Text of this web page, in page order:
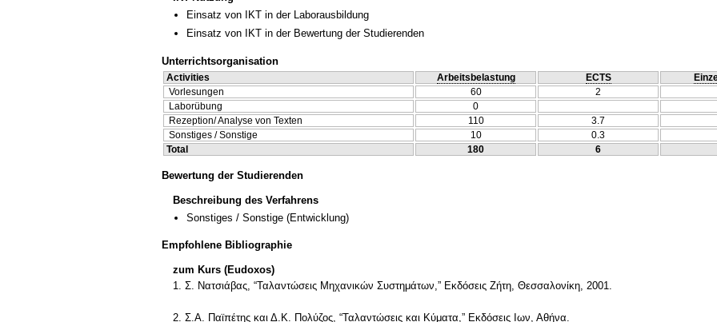
Einsatz von IKT in der Laborausbildung
Einsatz von IKT in der Bewertung der Studierenden
Unterrichtsorganisation
Activities Arbeitsbelastung ECTS
Vorlesungen
60 2
Laborübung
0
Rezeption/ Analyse von Texten
110 3.7
Sonstiges / Sonstige
10 0.3
Total
180 6
Bewertung der Studierenden
Beschreibung des Verfahrens
Sonstiges / Sonstige (Entwicklung)
Empfohlene Bibliographie
zum Kurs (Eudoxos)
1. Σ. Νατσιάβας, “Ταλαντώσεις Μηχανικών Συστημάτων,” Εκδόσεις Ζήτη, Θεσσαλονίκη, 2001.
2. Σ.Α. Παϊπέτης και Δ.Κ. Πολύζος, “Ταλαντώσεις και Κύματα,” Εκδόσεις Ιων, Αθήνα.